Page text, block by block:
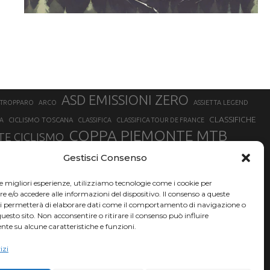
Gestisci Consenso
migliori esperienze, utilizziamo tecnologie come i cookie per
e/o accedere alle informazioni del dispositivo. Il consenso a queste
permetterà di elaborare dati come il comportamento di navigazione o
sito. Non acconsentire o ritirare il consenso può influire
su alcune caratteristiche e funzioni.
ARCO ASD EMISSIONI ZERO ASSIETTA LEGEND
CICLISMO TOSCANA CLASSIFICA CLASSIFICA TOUR DE FRANCE CLASSIFICHE
CICLISMO COPPA PIEMONTE MTB
FABIO ARU FIAB FINALE LIGURE
HERVÉ BARMASSE INSUBRIA BIKE FESTIVAL
LUCA BRAIDOT MARATHON BIKE DELLA BRIANZA
MATHIEU VAN DER POEL